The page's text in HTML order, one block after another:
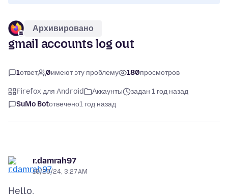
Архивировано
gmail accounts log out
1ответ 0имеют эту проблему 180просмотров
Firefox для Android Аккаунты
задан 1 год назад
SuMo Botотвечено1 год назад
r.damrah97
10/25/24, 3:27 AM